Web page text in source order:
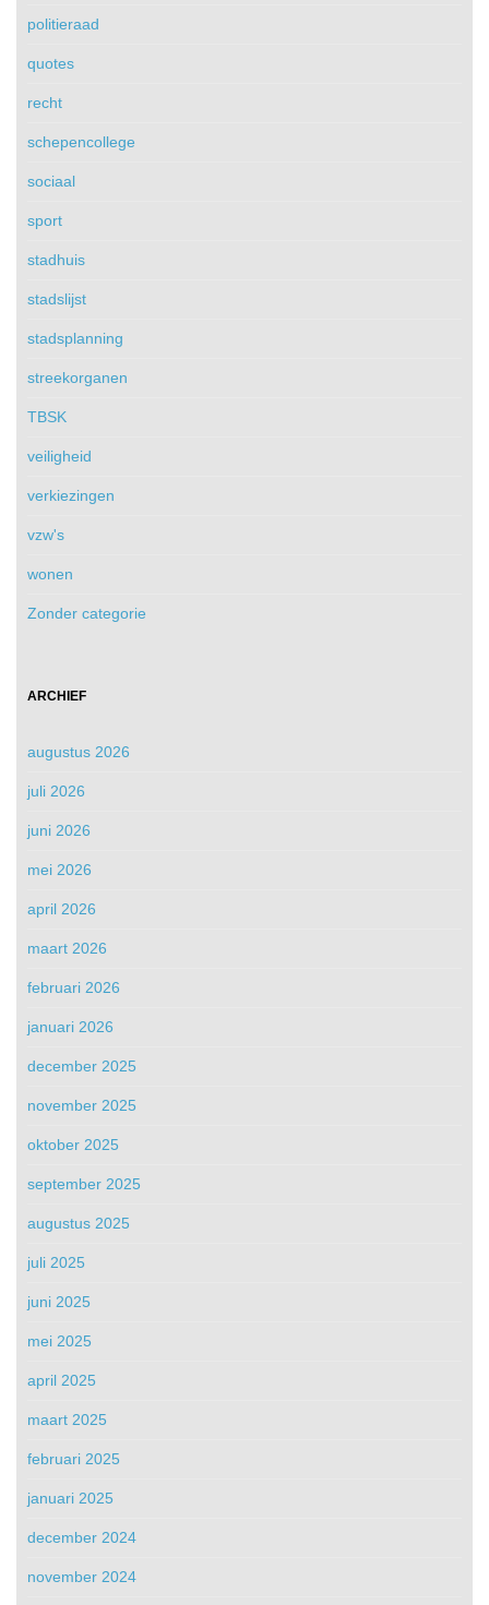
politieraad
quotes
recht
schepencollege
sociaal
sport
stadhuis
stadslijst
stadsplanning
streekorganen
TBSK
veiligheid
verkiezingen
vzw's
wonen
Zonder categorie
ARCHIEF
augustus 2026
juli 2026
juni 2026
mei 2026
april 2026
maart 2026
februari 2026
januari 2026
december 2025
november 2025
oktober 2025
september 2025
augustus 2025
juli 2025
juni 2025
mei 2025
april 2025
maart 2025
februari 2025
januari 2025
december 2024
november 2024